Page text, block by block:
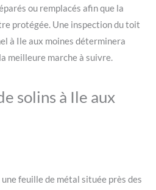
ou remplacés afin que la
protégée. Une inspection du toit
à Ile aux moines déterminera
meilleure marche à suivre.
solins à Ile aux
feuille de métal située près des